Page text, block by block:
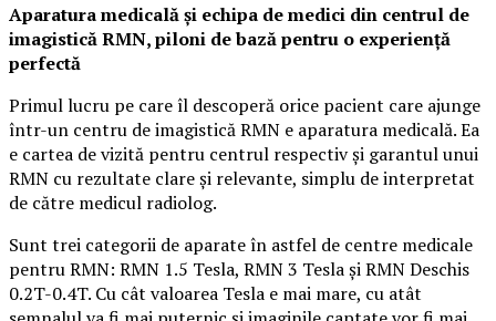
Aparatura medicală și echipa de medici din centrul de
imagistică RMN, piloni de bază pentru o experiență
perfectă
Primul lucru pe care îl descoperă orice pacient care ajunge
într-un centru de imagistică RMN e aparatura medicală. Ea
e cartea de vizită pentru centrul respectiv și garantul unui
RMN cu rezultate clare și relevante, simplu de interpretat
de către medicul radiolog.
Sunt trei categorii de aparate în astfel de centre medicale
pentru RMN: RMN 1.5 Tesla, RMN 3 Tesla și RMN Deschis
0.2T-0.4T. Cu cât valoarea Tesla e mai mare, cu atât